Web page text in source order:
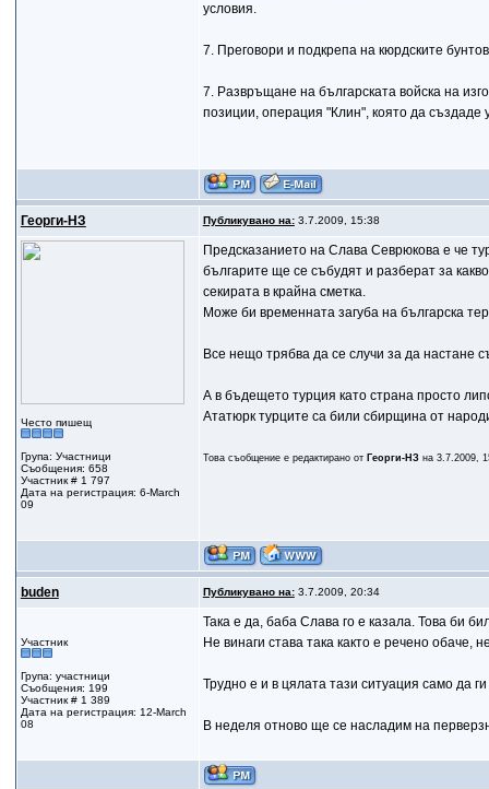
условия.
7. Преговори и подкрепа на кюрдските
7. Развръщане на българската войска на
позиции, операция "Клин", която да създаде
Георги-НЗ Публикувано на:3.7.2009, 15:38
Често пишещ
Група: Участници
Съобщения: 658
Участник # 1 797
Дата на регистрация: 6-March
09
Предсказанието на Слава Севрюкова е че
българите ще се събудят и разберат за
секирата в крайна сметка.
Може би временната загуба на българска
Все нещо трябва да се случи за да настане
А в бъдещето турция като страна просто
Ататюрк турците са били сбирщина от
Това съобщение е редактирано от Георги-НЗна 3.7.2009,
buden Публикувано на:3.7.2009, 20:34
Участник
Група: участници
Съобщения: 199
Участник # 1 389
Дата на регистрация: 12-March
08
Така е да, баба Слава го е казала. Това би
Не винаги става така както е речено обаче,
Трудно е и в цялата тази ситуация само да
В неделя отново ще се насладим на